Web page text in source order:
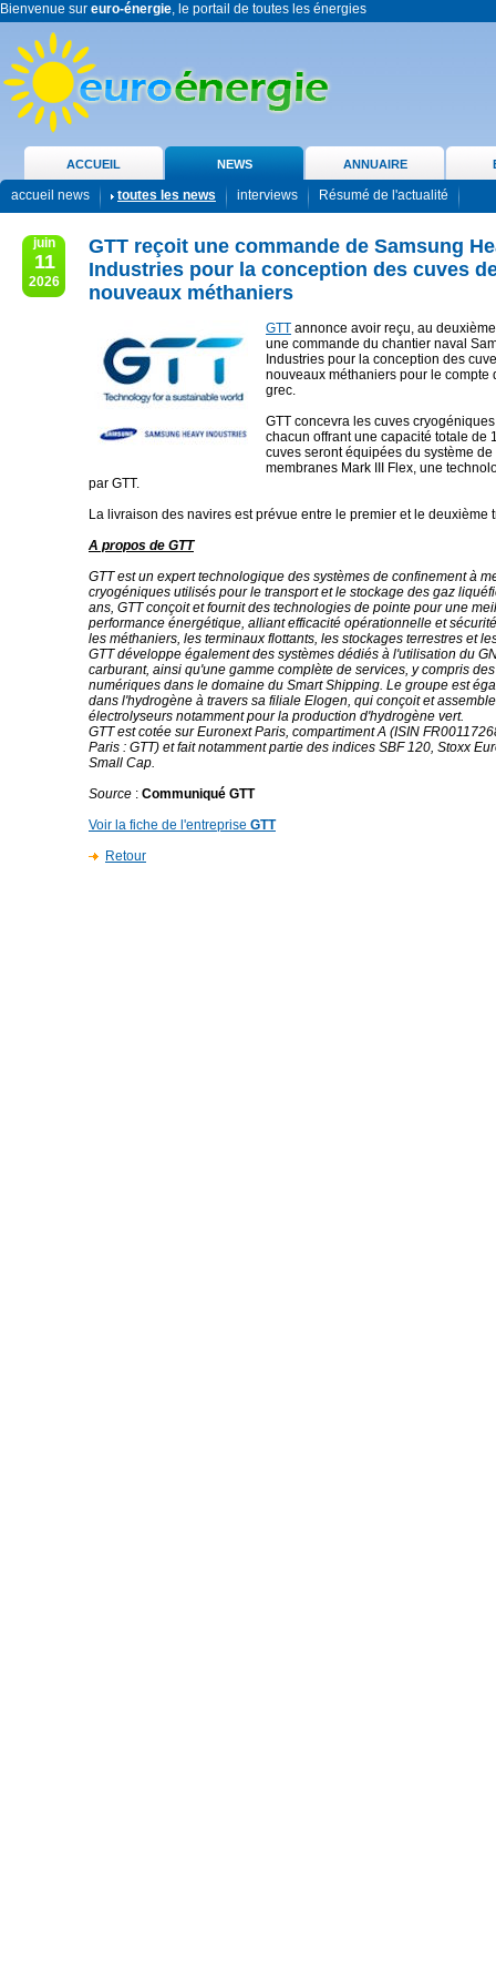
Bienvenue sur euro-énergie, le portail de toutes les énergies
ACCUEIL NEWS ANNUAIRE
accueil news toutes les news interviews Résumé de l'actualité
juin
11
2026
GTT reçoit une commande de Samsung
Industries pour la conception des cuves
nouveaux méthaniers
GTT annonce avoir reçu, au
une commande du chantier naval
Industries pour la conception des
nouveaux méthaniers pour le compte
grec.
GTT concevra les cuves
chacun offrant une capacité totale de
cuves seront équipées du système
membranes Mark III Flex, une
par GTT.
La livraison des navires est prévue entre le premier et le deuxième
A propos de GTT
GTT est un expert technologique des systèmes de confinement à
cryogéniques utilisés pour le transport et le stockage des gaz
ans, GTT conçoit et fournit des technologies de pointe pour une
performance énergétique, alliant efficacité opérationnelle et
les méthaniers, les terminaux flottants, les stockages terrestres et
GTT développe également des systèmes dédiés à l'utilisation du
carburant, ainsi qu'une gamme complète de services, y compris
numériques dans le domaine du Smart Shipping. Le groupe est
dans l'hydrogène à travers sa filiale Elogen, qui conçoit et
électrolyseurs notamment pour la production d'hydrogène vert.
GTT est cotée sur Euronext Paris, compartiment A (ISIN
Paris : GTT) et fait notamment partie des indices SBF 120, Stoxx
Small Cap.
Source : Communiqué GTT
Voir la fiche de l'entreprise GTT
Retour